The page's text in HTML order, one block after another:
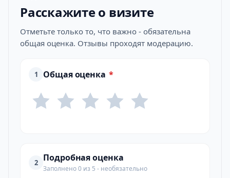
Расскажите о визите
Отметьте только то, что важно - обязательна
общая оценка. Отзывы проходят модерацию.
1 Общая оценка *
2 Подробная оценка
Заполнено 0 из 5 - необязательно